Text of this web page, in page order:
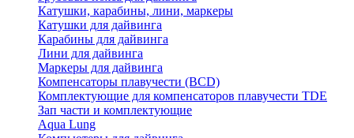
Катушки, карабины, лини, маркеры
Катушки для дайвинга
Карабины для дайвинга
Лини для дайвинга
Маркеры для дайвинга
Компенсаторы плавучести (BCD)
Комплектующие для компенсаторов плавучести TDE
Зап части и комплектующие
Aqua Lung